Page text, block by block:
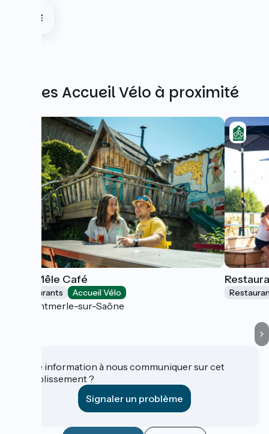
Autres Accueil Vélo à proximité
Pêle Mêle Café
Restaurants Accueil Vélo
Montmerle-sur-Saône
Une information à nous communiquer sur cet
établissement ?
Signaler un problème